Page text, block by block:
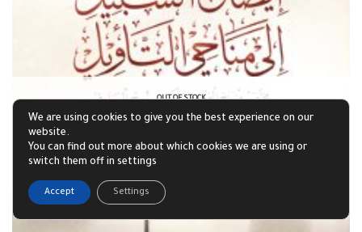
OUT OF STOCK
We are using cookies to give you the best experience on our
website.
You can find out more about which cookies we are using or
switch them off in settings
Accept Settings
Open
1